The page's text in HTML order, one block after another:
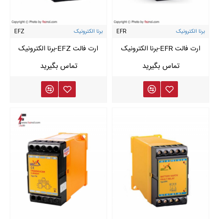
برنا الکترونیک EFR
ارت فالت EFR-برنا الکترونیک
برنا الکترونیک EFZ
ارت فالت EFZ-برنا الکترونیک